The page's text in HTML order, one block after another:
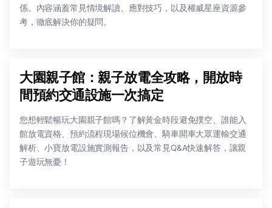
係。內容涵蓋常見情境解讀、應對技巧，以及權威星座資源參
考，徹底解決你的疑問。
大園親子館：親子放電全攻略，開放時
間預約交通設施一次搞定
您想輕鬆暢玩大園親子館嗎？了解黃金時段避免撲空、誰能入
館放電資格、預約流程現場候位機會、騎車開車大眾運輸交通
解析、小寶放電設施實測報告，以及常見Q&A快速解答，讓親
子遊玩無憂！